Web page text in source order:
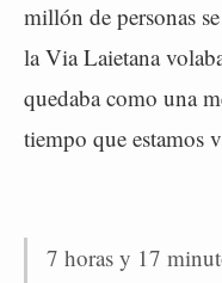
millón de personas
la Via Laietana
quedaba como una
tiempo que estamos
7 horas y 17